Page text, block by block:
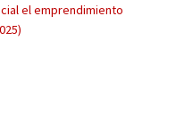
el emprendimiento